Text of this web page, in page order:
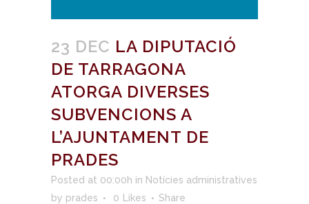
23 DEC LA DIPUTACIÓ
DE TARRAGONA
ATORGA DIVERSES
SUBVENCIONS A
L’AJUNTAMENT DE
PRADES
Posted at 00:00h in Notícies administratives
by prades 0 Likes Share